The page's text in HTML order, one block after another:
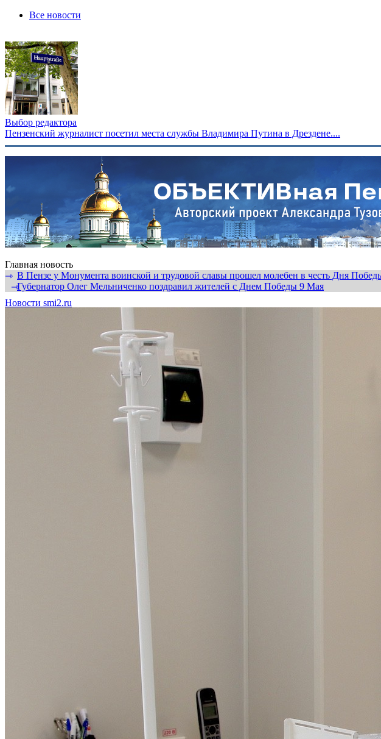
Все новости
Выбор редактора
Пензенский журналист посетил места службы Владимира Путина в Дрездене....
Главная новость
⇾ В Пензе у Монумента воинской и трудовой славы прошел молебен в честь Дня
⇾Губернатор Олег Мельниченко поздравил жителей с Днем Победы 9 Мая
Новости smi2.ru